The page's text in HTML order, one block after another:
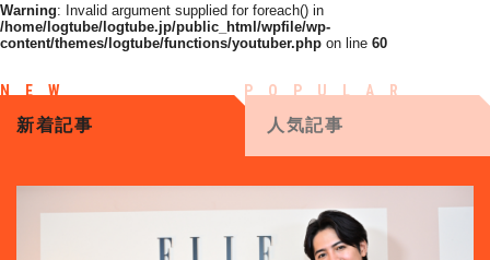
Warning: Invalid argument supplied for foreach() in
/home/logtube/logtube.jp/public_html/wpfile/wp-
content/themes/logtube/functions/youtuber.php on line 60
新着記事 人気記事